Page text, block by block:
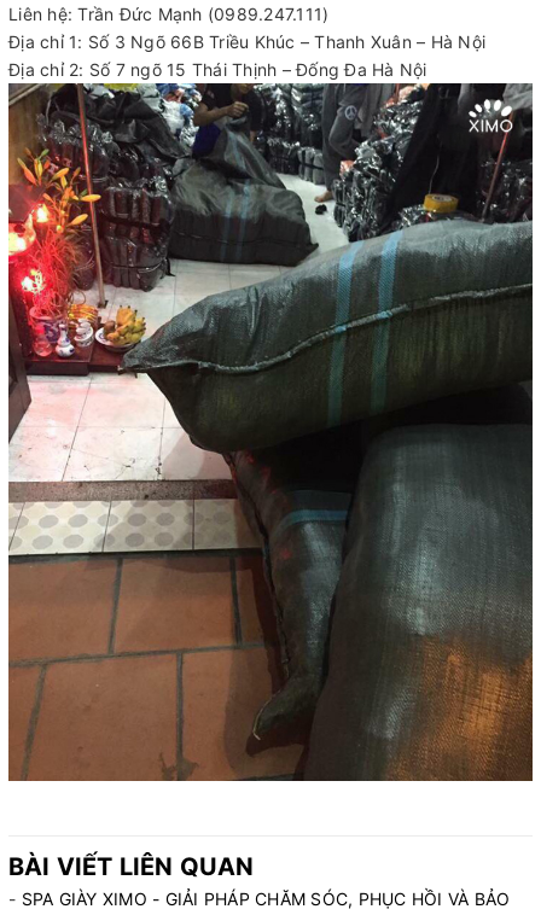
Liên hệ: Trần Đức Mạnh (0989.247.111)
Địa chỉ 1: Số 3 Ngõ 66B Triều Khúc – Thanh Xuân – Hà Nội
Địa chỉ 2: Số 7 ngõ 15 Thái Thịnh – Đống Đa Hà Nội
BÀI VIẾT LIÊN QUAN
- SPA GIÀY XIMO - GIẢI PHÁP CHĂM SÓC, PHỤC HỒI VÀ BẢO